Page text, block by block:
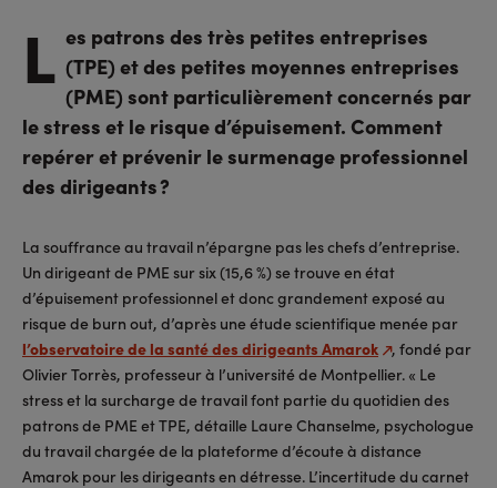
L es patrons des très petites entreprises
(TPE) et des petites moyennes entreprises
(PME) sont particulièrement concernés par
le stress et le risque d’épuisement. Comment
repérer et prévenir le surmenage professionnel
des dirigeants ?
La souffrance au travail n’épargne pas les chefs d’entreprise.
Un dirigeant de PME sur six (15,6 %) se trouve en état
d’épuisement professionnel et donc grandement exposé au
risque de burn out, d’après une étude scientifique menée par
l’observatoire de la santé des dirigeants Amarok , fondé par
Olivier Torrès, professeur à l’université de Montpellier. « Le
stress et la surcharge de travail font partie du quotidien des
patrons de PME et TPE, détaille Laure Chanselme, psychologue
du travail chargée de la plateforme d’écoute à distance
Amarok pour les dirigeants en détresse. L’incertitude du carnet